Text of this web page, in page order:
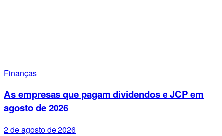
Finanças
As empresas que pagam dividendos e JCP em
agosto de 2026
2 de agosto de 2026